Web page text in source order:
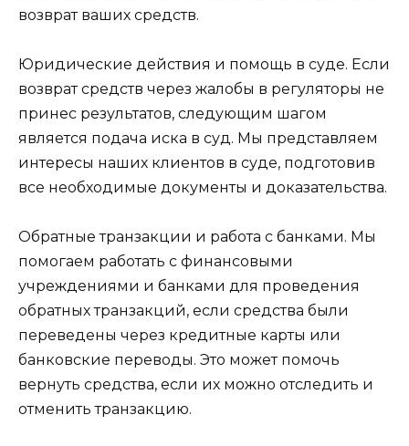
возврат ваших средств.
Юридические действия и помощь в суде. Если
возврат средств через жалобы в регуляторы не
принес результатов, следующим шагом
является подача иска в суд. Мы представляем
интересы наших клиентов в суде, подготовив
все необходимые документы и доказательства.
Обратные транзакции и работа с банками. Мы
помогаем работать с финансовыми
учреждениями и банками для проведения
обратных транзакций, если средства были
переведены через кредитные карты или
банковские переводы. Это может помочь
вернуть средства, если их можно отследить и
отменить транзакцию.